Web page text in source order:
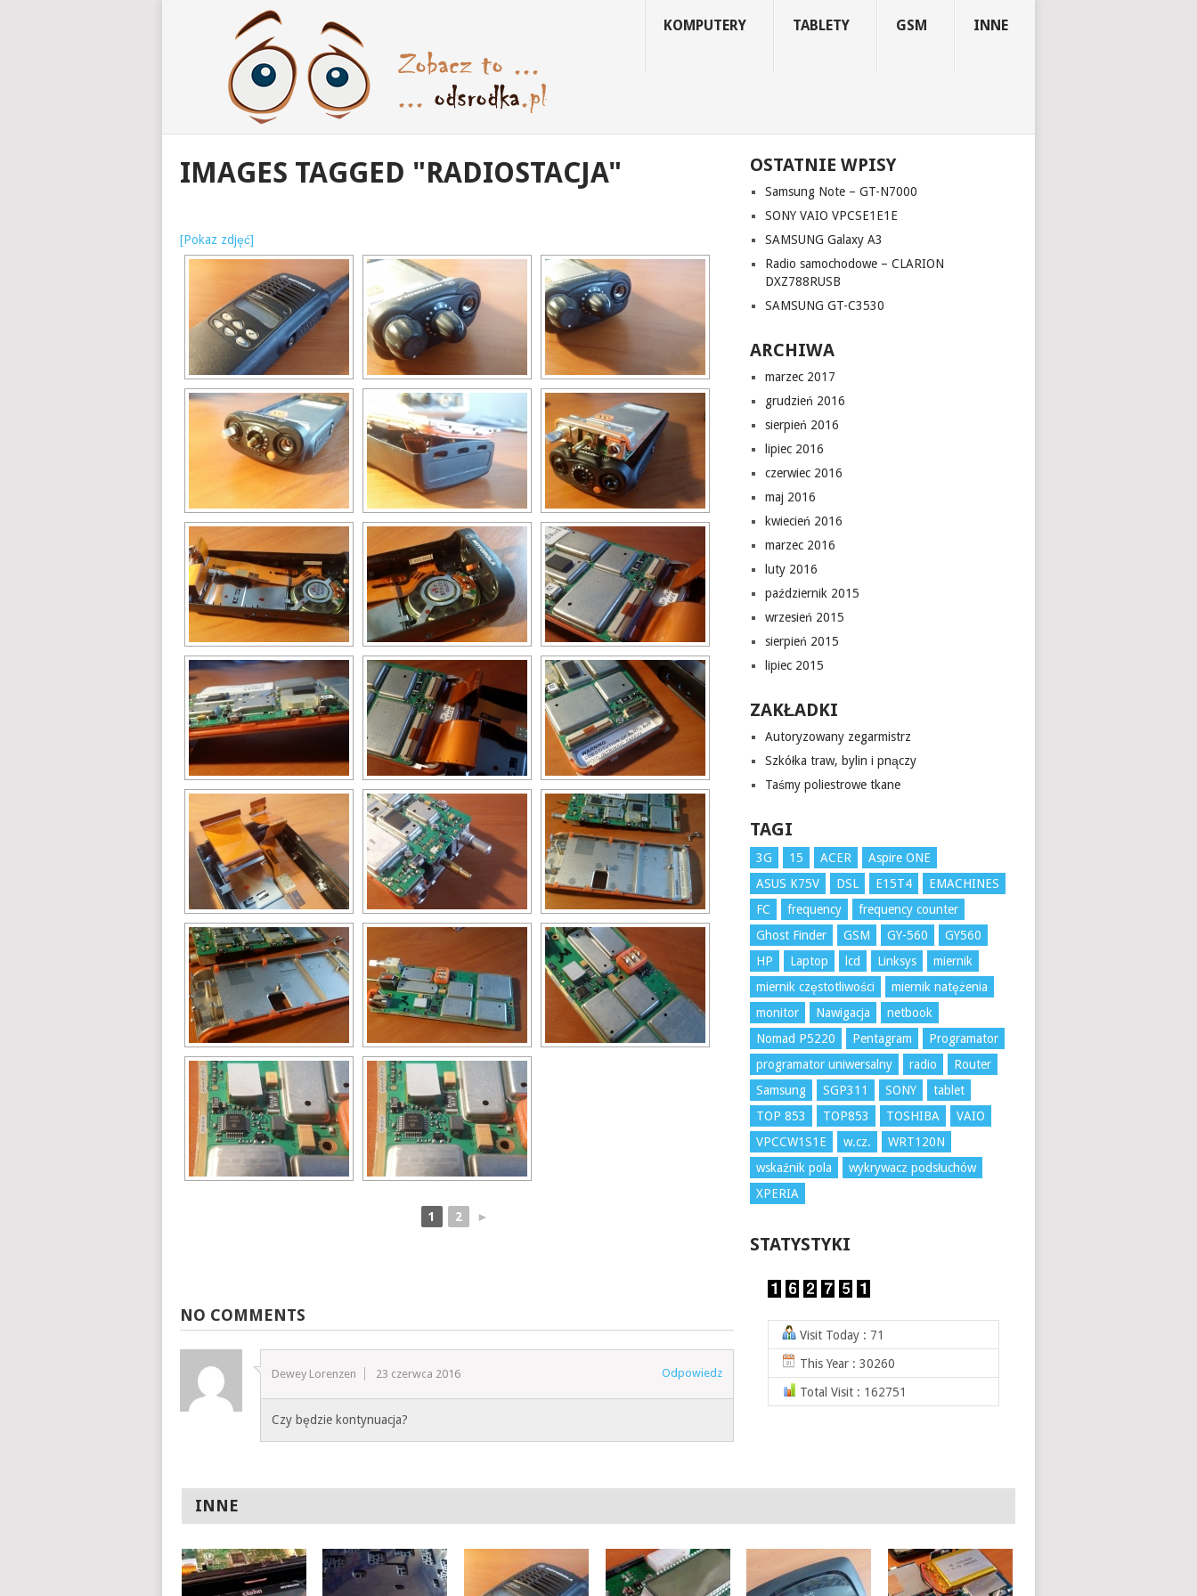
KOMPUTERY TABLETY GSM INNE
IMAGES TAGGED "RADIOSTACJA"
[Pokaz zdjęć]
1 2 ►
NO COMMENTS
Dewey Lorenzen 23 czerwca 2016 Odpowiedz
Czy będzie kontynuacja?
OSTATNIE WPISY
Samsung Note – GT-N7000
SONY VAIO VPCSE1E1E
SAMSUNG Galaxy A3
Radio samochodowe – CLARION
DXZ788RUSB
SAMSUNG GT-C3530
ARCHIWA
marzec 2017
grudzień 2016
sierpień 2016
lipiec 2016
czerwiec 2016
maj 2016
kwiecień 2016
marzec 2016
luty 2016
październik 2015
wrzesień 2015
sierpień 2015
lipiec 2015
ZAKŁADKI
Autoryzowany zegarmistrz
Szkółka traw, bylin i pnączy
Taśmy poliestrowe tkane
TAGI
3G 15 ACER
Aspire ONE
ASUS K75V
DSL E15T4
EMACHINES
FC
frequency
frequency counter
Ghost Finder
GSM GY-560
GY560
HP
Laptop lcd Linksys
miernik
miernik częstotliwości
miernik natężenia
monitor
Nawigacja
netbook
Nomad P5220
Pentagram
Programator
programator uniwersalny
radio
Router
Samsung
SGP311 SONY
tablet
TOP 853
TOP853 TOSHIBA
VAIO
VPCCW1S1E
w.cz.
WRT120N
wskaźnik pola
wykrywacz podsłuchów
XPERIA
STATYSTYKI
Visit Today : 71
This Year : 30260
Total Visit : 162751
INNE